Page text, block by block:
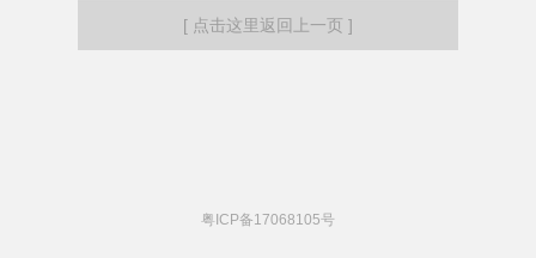
[ 点击这里返回上一页 ]
粤ICP备17068105号